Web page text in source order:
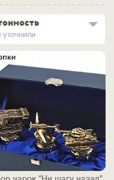
уточнили